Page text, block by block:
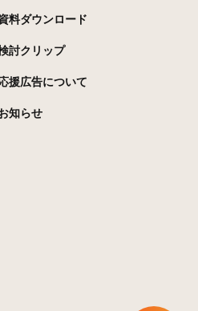
料ダウンロード
討クリップ
援広告について
知らせ